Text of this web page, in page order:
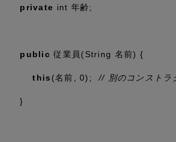
private int 年齢;
public 従業員(String 名前) {
this (名前,0); // 別のコンストラ
}